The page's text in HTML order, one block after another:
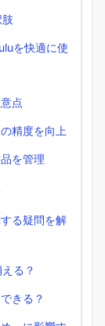
を快適に使
点
精度を向上
を管理
る疑問を解
る？
きる？